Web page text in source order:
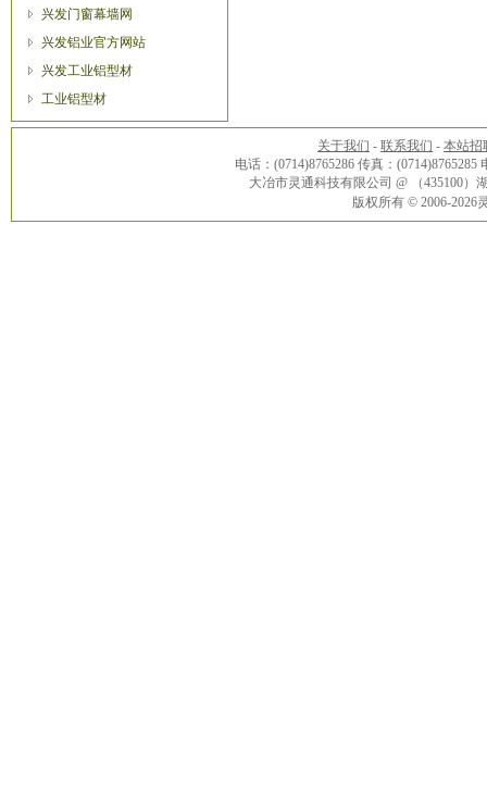
兴发门窗幕墙网
兴发铝业官方网站
兴发工业铝型材
工业铝型材
关于我们 - 联系我们 - 本站招
电话：(0714)8765286 传真：(0714)8765285
大冶市灵通科技有限公司 @ （435100
版权所有 © 2006-2026